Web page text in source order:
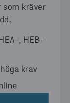
som kräver
, HEB-
krav